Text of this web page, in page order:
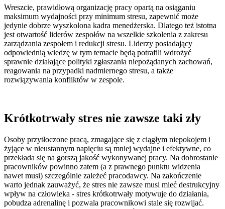
Wreszcie, prawidłową organizację pracy opartą na osiąganiu
maksimum wydajności przy minimum stresu, zapewnić może
jedynie dobrze wyszkolona kadra menedżerska. Dlatego też istotna
jest otwartość liderów zespołów na wszelkie szkolenia z zakresu
zarządzania zespołem i redukcji stresu. Liderzy posiadający
odpowiednią wiedzę w tym temacie będą potrafili wdrożyć
sprawnie działające polityki zgłaszania niepożądanych zachowań,
reagowania na przypadki nadmiernego stresu, a także
rozwiązywania konfliktów w zespole.
Krótkotrwały stres nie zawsze taki zły
Osoby przytłoczone pracą, zmagające się z ciągłym niepokojem i
żyjące w nieustannym napięciu są mniej wydajne i efektywne, co
przekłada się na gorszą jakość wykonywanej pracy. Na dobrostanie
pracowników powinno zatem (a z prawnego punktu widzenia
nawet musi) szczególnie zależeć pracodawcy. Na zakończenie
warto jednak zauważyć, że stres nie zawsze musi mieć destrukcyjny
wpływ na człowieka - stres krótkotrwały motywuje do działania,
pobudza adrenalinę i pozwala pracownikowi stale się rozwijać.